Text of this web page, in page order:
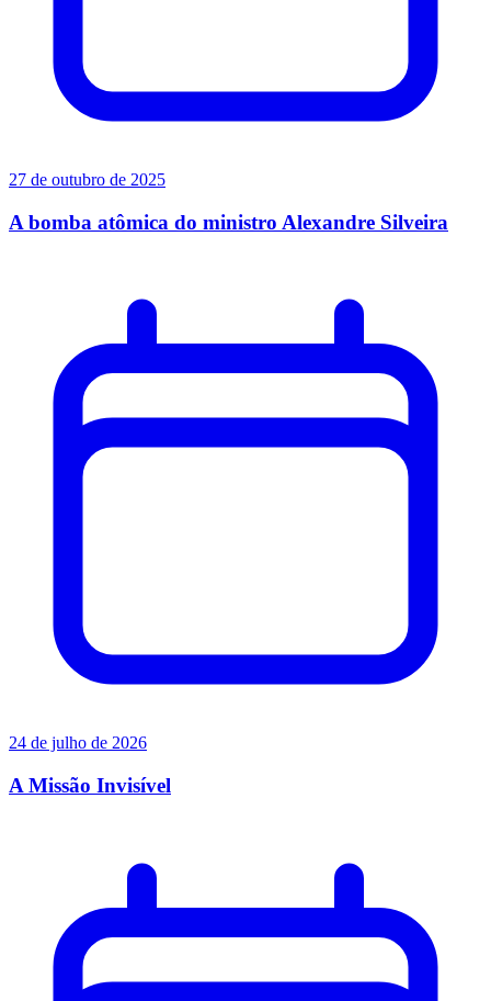
27 de outubro de 2025
A bomba atômica do ministro Alexandre Silveira
24 de julho de 2026
A Missão Invisível